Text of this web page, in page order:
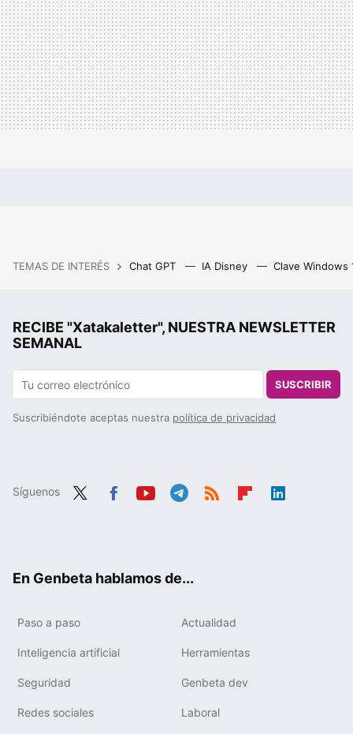
TEMAS DE INTERÉS Chat GPT IA Disney Clave Windows
RECIBE "Xatakaletter", NUESTRA NEWSLETTER
SEMANAL
SUSCRIBIR
Suscribiéndote aceptas nuestra política de privacidad
Síguenos
En Genbeta hablamos de...
Paso a paso Actualidad
Inteligencia artificial Herramientas
Seguridad Genbeta dev
Redes sociales Laboral